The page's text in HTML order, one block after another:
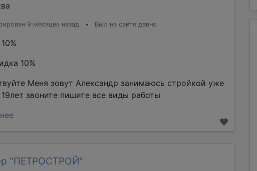
9 месяцев назад • Был на сайте давно
10%
Меня зовут Александр занимаюсь стройкой уже
звоните пишите все виды работы
"ПЕТРОСТРОЙ"